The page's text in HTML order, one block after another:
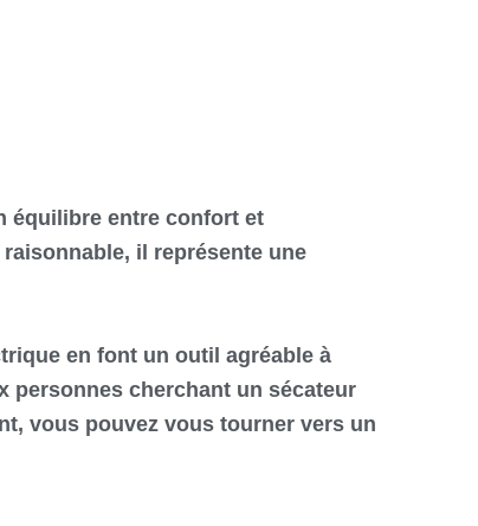
équilibre entre confort et
il représente une
en font un outil agréable à
personnes cherchant un sécateur
vous pouvez vous tourner vers un